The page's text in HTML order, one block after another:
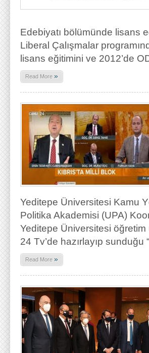
Edebiyatı bölümünde lisans
Liberal Çalışmalar
lisans eğitimini ve 2012’de
Read More »
Yeditepe Üniversitesi Kamu
Politika Akademisi (UPA)
Yeditepe Üniversitesi öğretim
24 Tv’de hazırlayıp sunduğu
Read More »